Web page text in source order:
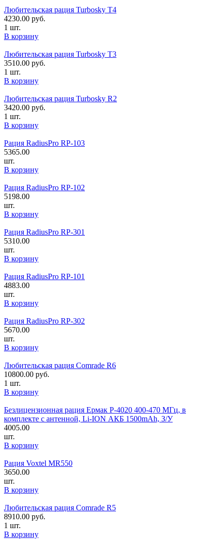
Любительская рация Turbosky T4
4230.00 руб.
1 шт.
В корзину
Любительская рация Turbosky T3
3510.00 руб.
1 шт.
В корзину
Любительская рация Turbosky R2
3420.00 руб.
1 шт.
В корзину
Рация RadiusPro RP-103
5365.00
шт.
В корзину
Рация RadiusPro RP-102
5198.00
шт.
В корзину
Рация RadiusPro RP-301
5310.00
шт.
В корзину
Рация RadiusPro RP-101
4883.00
шт.
В корзину
Рация RadiusPro RP-302
5670.00
шт.
В корзину
Любительская рация Comrade R6
10800.00 руб.
1 шт.
В корзину
Безлицензионная рация Ермак P-4020 400-470 MГц, в
комплекте с антенной, Li-ION АКБ 1500mAh, З/У
4005.00
шт.
В корзину
Рация Voxtel MR550
3650.00
шт.
В корзину
Любительская рация Comrade R5
8910.00 руб.
1 шт.
В корзину